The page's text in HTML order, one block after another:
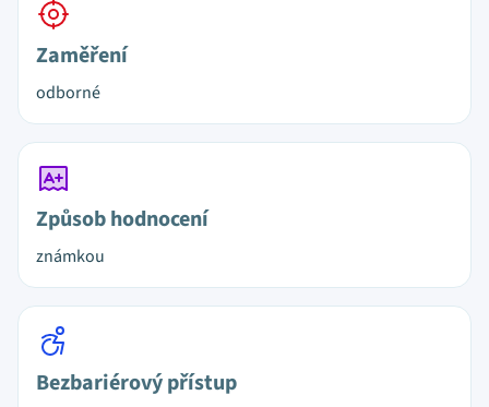
Zaměření
odborné
Způsob hodnocení
známkou
Bezbariérový přístup